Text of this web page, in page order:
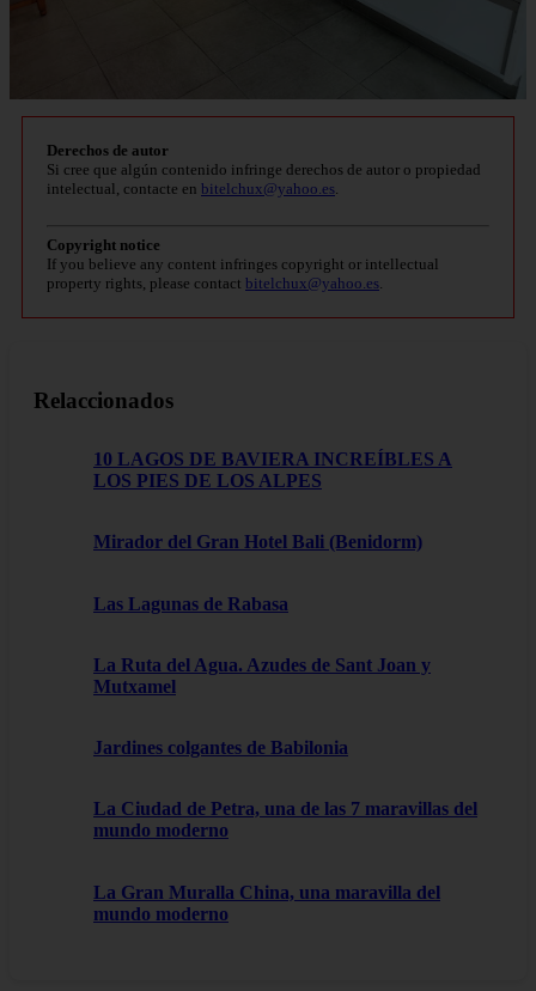
Derechos de autor
Si cree que algún contenido infringe derechos de autor o propiedad
intelectual, contacte en bitelchux@yahoo.es
Copyright notice
If you believe any content infringes copyright or intellectual
property rights, please contact bitelchux@yahoo.es
Relaccionados
10 LAGOS DE BAVIERA INCREÍBLES A
LOS PIES DE LOS ALPES
Mirador del Gran Hotel Bali (Benidorm)
Las Lagunas de Rabasa
La Ruta del Agua. Azudes de Sant Joan y
Mutxamel
Jardines colgantes de Babilonia
La Ciudad de Petra, una de las 7 maravillas del
mundo moderno
La Gran Muralla China, una maravilla del
mundo moderno